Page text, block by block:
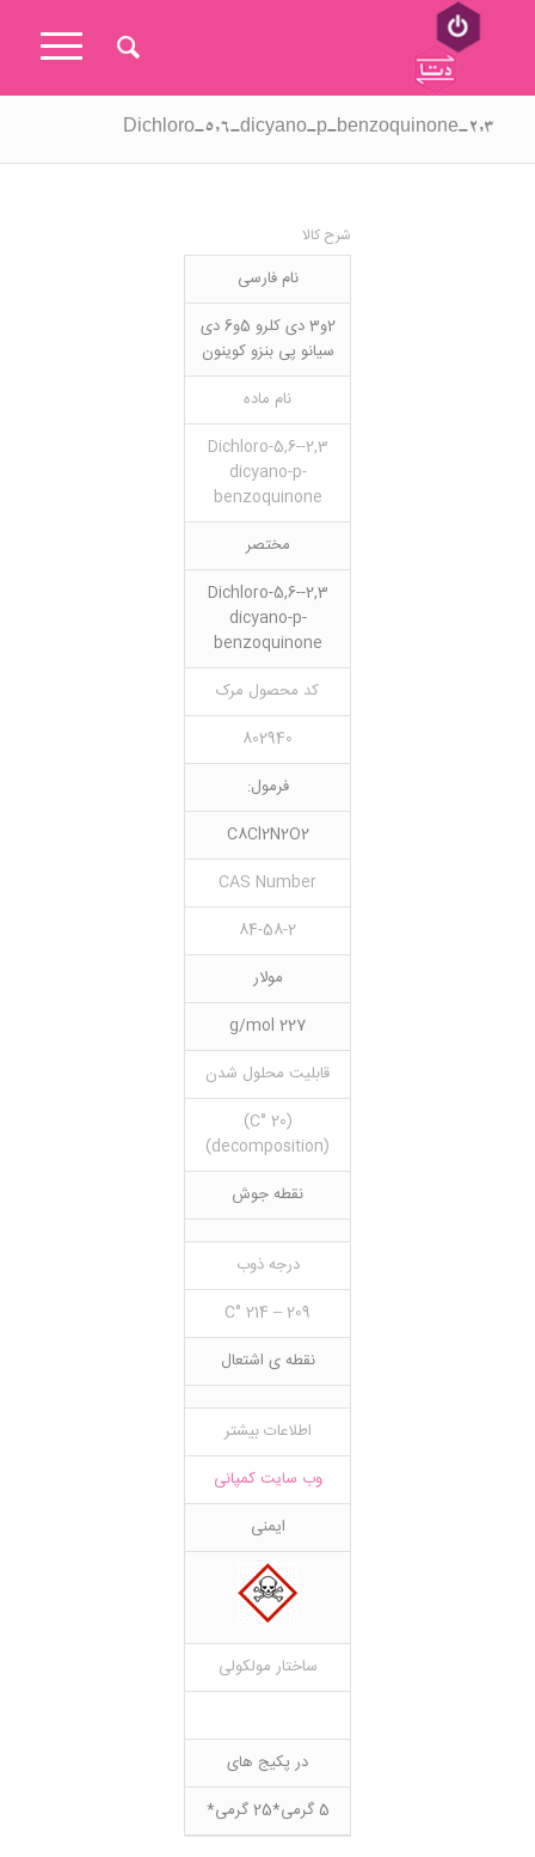
۲,۳-Dichloro-5,6-dicyano-p-benzoquinone
شرح کالا
نام فارسی
2و3 دی کلرو 5و6 دی
سیانو پی بنزو کوینون
نام ماده
2,3-Dichloro-5,6-
dicyano-p-
benzoquinone
مختصر
2,3-Dichloro-5,6-
dicyano-p-
benzoquinone
کد محصول مرک
802940
فرمول:
C8Cl2N2O2
CAS Number
84-58-2
مولار
227 g/mol
قابلیت محلول شدن
(20 °C)
(decomposition)
نقطه جوش
درجه ذوب
209 – 214 °C
نقطه ی اشتعال
اطلاعات بیشتر
وب سایت کمپانی
ایمنی
ساختار مولکولی
در پکیج های
5 گرمی*25 گرمی*